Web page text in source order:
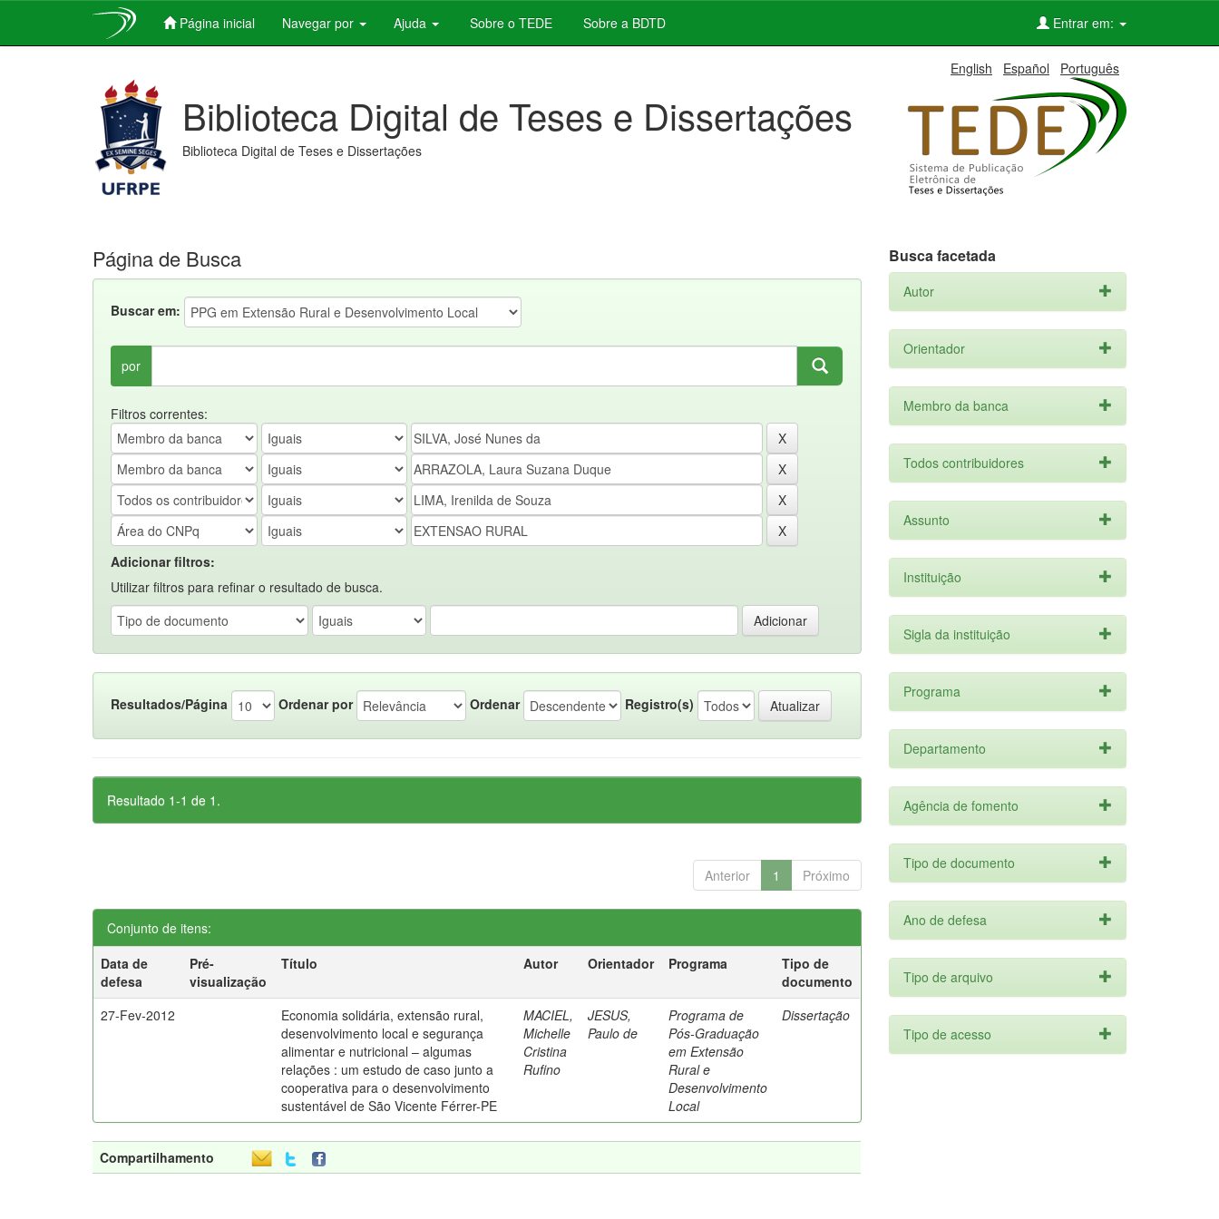
Página inicial Navegar por Ajuda Sobre o TEDE Sobre a BDTD Entrar em:
English Español Português
Biblioteca Digital de Teses e Dissertações
Biblioteca Digital de Teses e Dissertações
Página de Busca
Buscar em:
por
Filtros correntes:
Adicionar filtros:
Utilizar filtros para refinar o resultado de busca.
Resultados/Página Ordenar por Ordenar Registro(s)
Resultado 1-1 de 1.
Anterior 1 Próximo
Conjunto de itens:
Data de
defesa
Pré-
visualização
Título Autor Orientador Programa
Tipo de
documento
27-Fev-2012
Economia solidária, extensão rural,
desenvolvimento local e segurança
alimentar e nutricional – algumas
relações : um estudo de caso junto a
cooperativa para o desenvolvimento
sustentável de São Vicente Férrer-PE
MACIEL,
Michelle
Cristina
Rufino
JESUS,
Paulo de
Programa de
Pós-Graduação
em Extensão
Rural e
Desenvolvimento
Local
Dissertação
Compartilhamento
Busca facetada
Autor
Orientador
Membro da banca
Todos contribuidores
Assunto
Instituição
Sigla da instituição
Programa
Departamento
Agência de fomento
Tipo de documento
Ano de defesa
Tipo de arquivo
Tipo de acesso